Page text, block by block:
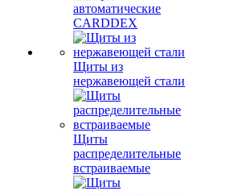
автоматические
CARDDEX
Щиты из
нержавеющей стали
Щиты
распределительные
встраиваемые